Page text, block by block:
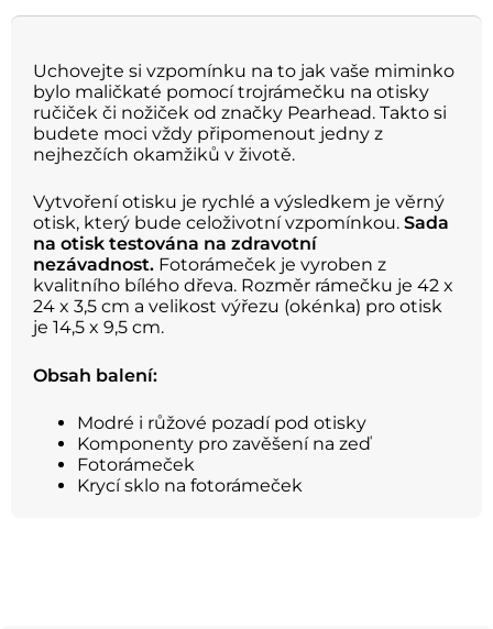
Uchovejte si vzpomínku na to jak vaše miminko
bylo maličkaté pomocí trojrámečku na otisky
ručiček či nožiček od značky Pearhead. Takto si
budete moci vždy připomenout jedny z
nejhezčích okamžiků v životě.
Vytvoření otisku je rychlé a výsledkem je věrný
otisk, který bude celoživotní vzpomínkou. Sada
na otisk testována na zdravotní
nezávadnost. Fotorámeček je vyroben z
kvalitního bílého dřeva. Rozměr rámečku je 42 x
24 x 3,5 cm a velikost výřezu (okénka) pro otisk
je 14,5 x 9,5 cm.
Obsah balení:
Modré i růžové pozadí pod otisky
Komponenty pro zavěšení na zeď
Fotorámeček
Krycí sklo na fotorámeček